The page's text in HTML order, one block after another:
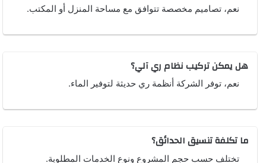
نعم، تصاميم مخصصة تتوافق مع مساحة المنزل أو المكتب.
هل يمكن تركيب نظام ري آلي؟
نعم، توفر الشركة أنظمة ري حديثة لتوفير الماء.
ما تكلفة تنسيق الحدائق؟
تختلف حسب حجم المشروع ونوع الخدمات المطلوبة.